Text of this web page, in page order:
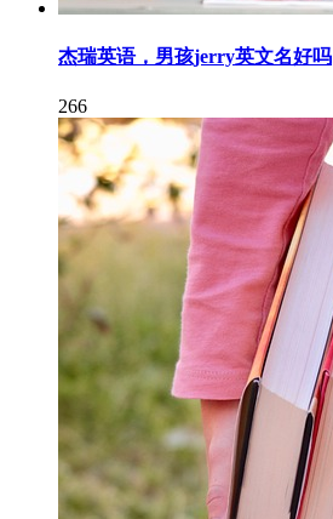
杰瑞英语，男孩jerry英文名好吗
266